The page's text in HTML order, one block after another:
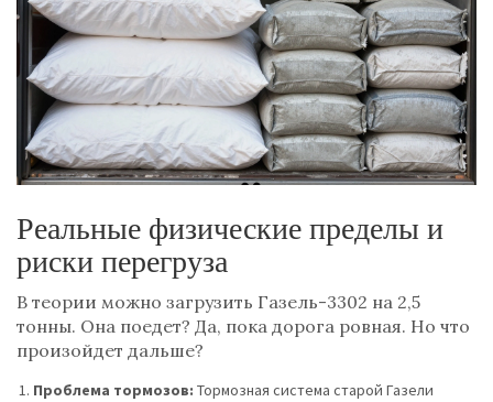
Реальные физические пределы и
риски перегруза
В теории можно загрузить Газель-3302 на 2,5
тонны. Она поедет? Да, пока дорога ровная. Но что
произойдет дальше?
Проблема тормозов: Тормозная система старой Газели